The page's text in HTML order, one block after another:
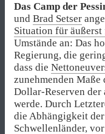
Das Camp der
und Brad Setser
Situation für
Umstände an: Das
Regierung, die
dass die
zunehmenden Maße
Dollar-Reserven der
werde. Durch
die Abhängigkeit
Schwellenländer,